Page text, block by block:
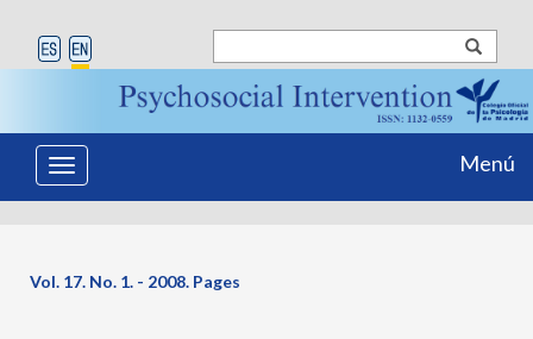
Toggle
navigation
Menú
Vol. 17. No. 1. - 2008. Pages